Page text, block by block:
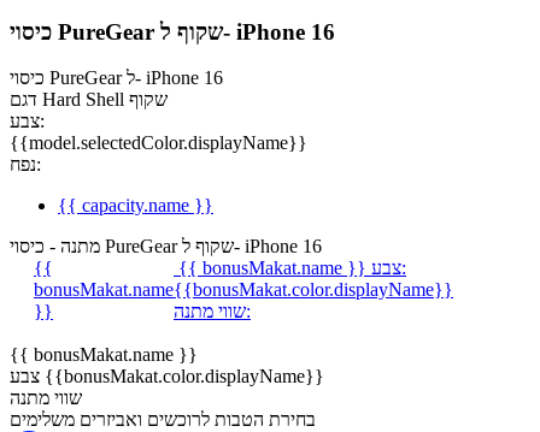
כיסוי PureGear שקוף ל- iPhone 16
כיסוי PureGear ל- iPhone 16
דגם Hard Shell שקוף
צבע:
{{model.selectedColor.displayName}}
נפח:
{{ capacity.name }}
מתנה - כיסוי PureGear שקוף ל- iPhone 16
{{
bonusMakat.name
}}
{{ bonusMakat.name }}
צבע:
{{bonusMakat.color.displayName}}
שווי מתנה:
{{ bonusMakat.name }}
צבע {{bonusMakat.color.displayName}}
שווי מתנה
בחירת הטבות לרוכשים ואביזרים משלימים